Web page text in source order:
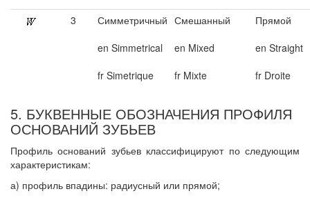
3
Симметричный
en Simmetrical
fr Simetrique
Смешанный
en Mixed
fr Mixte
Прямой
en Straight
fr Droite
5. БУКВЕННЫЕ ОБОЗНАЧЕНИЯ ПРОФИЛЯ
ОСНОВАНИЙ ЗУБЬЕВ
Профиль оснований зубьев классифицируют по следующим
характеристикам:
а) профиль впадины: радиусный или прямой;